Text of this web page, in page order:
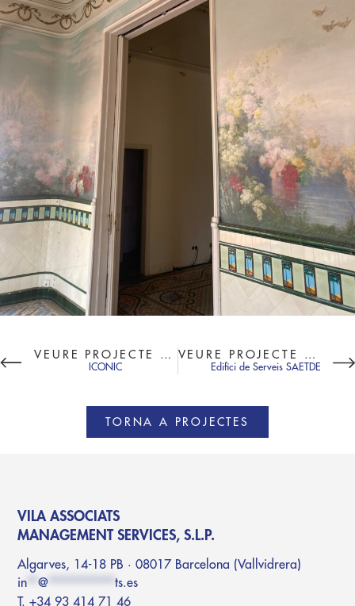
TORNA A PROJECTES
VEURE PROJECTE ANTERIOR
ICONIC
VEURE PROJECTE SEGÜENT
Edifici de Serveis SAETDE
VILA ASSOCIATS
MANAGEMENT SERVICES, S.L.P.
Algarves, 14-18 PB · 08017 Barcelona (Vallvidrera)
in **@ ************ts.es
T. +34 93 414 71 46